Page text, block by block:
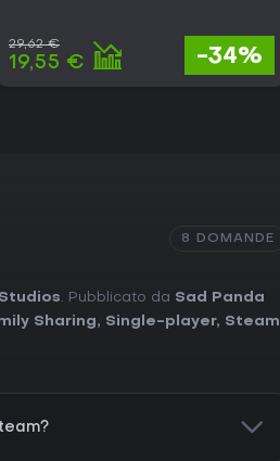
29,62 €
19,55 € -34%
8 DOMANDE
. Pubblicato da Sad Panda
Sharing, Single-player, Steam